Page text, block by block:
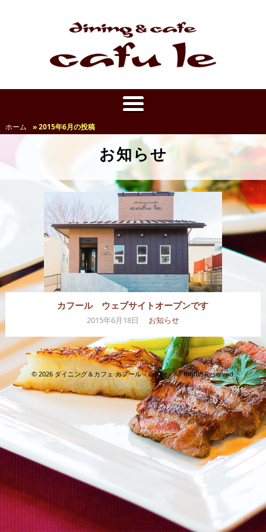
ホーム » 2015年6月の投稿
お知らせ
カフール ウェブサイトオープンです
2015年6月18日 お知らせ
© 2026 ダイニング＆カフェ カフール – cafule – All Rights Reserved.